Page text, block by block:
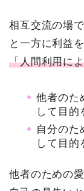
相互交流の場
と一方に利益
「人間利用に
他者のた
して目的
自分のた
して目的
他者のための